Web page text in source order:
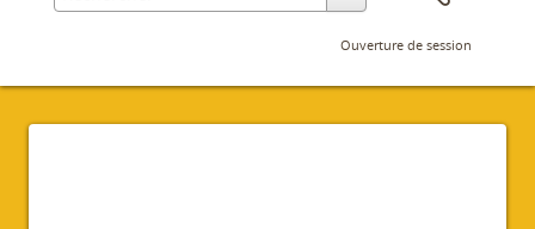
Ouverture de session